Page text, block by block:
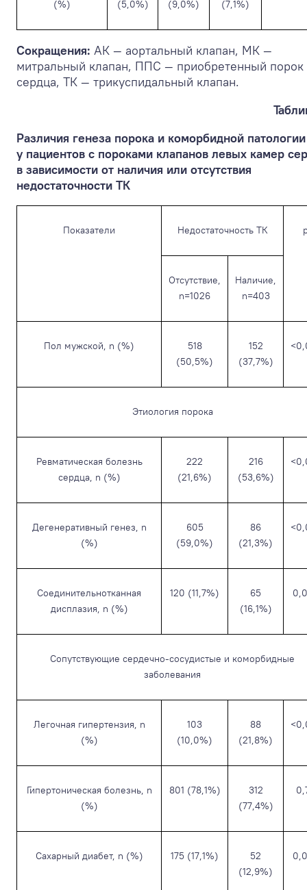
(%) (5,0%) (9,0%) (7,1%)
Сокращения: АК — аортальный клапан, МК —
митральный клапан, ППС — приобретенный порок
сердца, ТК — трикуспидальный клапан.
Различия генеза порока и коморбидной патологии
у пациентов с пороками клапанов левых камер
в зависимости от наличия или отсутствия
недостаточности ТК
Показатели Недостаточность ТК
Отсутствие,
n=1026
Наличие,
n=403
Пол мужcкой, n (%)
518
(50,5%)
152
(37,7%)
Этиология порока
Ревматическая болезнь
сердца, n (%)
222
(21,6%)
216
(53,6%)
Дегенеративный генез, n
(%)
605
(59,0%)
86
(21,3%)
Соединительнотканная
дисплазия, n (%)
120 (11,7%)
65
(16,1%)
Сопутствующие сердечно-сосудистые и коморбидные
заболевания
Легочная гипертензия, n
(%)
103
(10,0%)
88
(21,8%)
Гипертоническая болезнь, n
(%)
801 (78,1%)
312
(77,4%)
Сахарный диабет, n (%) 175 (17,1%)
52
(12,9%)